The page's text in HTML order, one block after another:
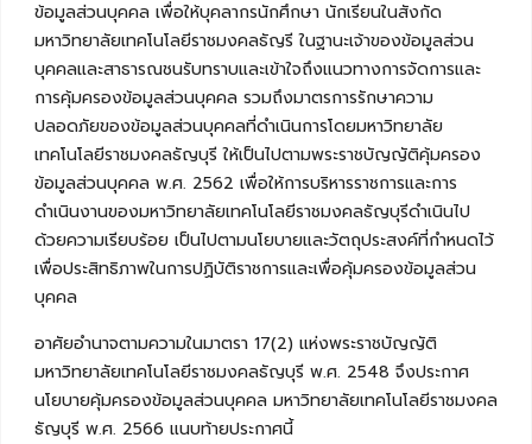
ข้อมูลส่วนบุคคล เพื่อให้บุคลากรนักศึกษา นักเรียนในสังกัด
มหาวิทยาลัยเทคโนโลยีราชมงคลธัญรี ในฐานะเจ้าของข้อมูลส่วน
บุคคลและสาธารณชนรับทราบและเข้าใจถึงแนวทางการจัดการและ
การคุ้มครองข้อมูลส่วนบุคคล รวมถึงมาตรการรักษาความ
ปลอดภัยของข้อมูลส่วนบุคคลที่ดำเนินการโดยมหาวิทยาลัย
เทคโนโลยีราชมงคลธัญบุรี ให้เป็นไปตามพระราชบัญญัติคุ้มครอง
ข้อมูลส่วนบุคคล พ.ศ. 2562 เพื่อให้การบริหารราชการและการ
ดำเนินงานของมหาวิทยาลัยเทคโนโลยีราชมงคลธัญบุรีดำเนินไป
ด้วยความเรียบร้อย เป็นไปตามนโยบายและวัตถุประสงค์ที่กำหนดไว้
เพื่อประสิทธิภาพในการปฏิบัติราชการและเพื่อคุ้มครองข้อมูลส่วน
บุคคล
อาศัยอำนาจตามความในมาตรา 17(2) แห่งพระราชบัญญัติ
มหาวิทยาลัยเทคโนโลยีราชมงคลธัญบุรี พ.ศ. 2548 จึงประกาศ
นโยบายคุ้มครองข้อมูลส่วนบุคคล มหาวิทยาลัยเทคโนโลยีราชมงคล
ธัญบุรี พ.ศ. 2566 แนบท้ายประกาศนี้